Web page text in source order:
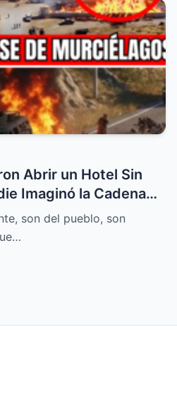
Abrir un Hotel Sin
Imaginó la Cadena
que
Arriesgado en una
son del pueblo, son